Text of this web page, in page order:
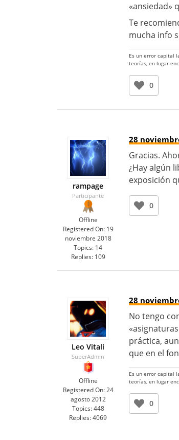
«ansiedad»
Te
mucha info
Es un error capital
teorías, en lugar
0
rampage
Participante
Offline
Registered On: 19
noviembre 2018
Topics: 14
Replies: 109
28
Gracias.
¿Hay algún
exposición
0
Leo Vitali
SuperAdmin
Offline
Registered On: 24
agosto 2012
Topics: 448
Replies:4069
28
No tengo
práctica,
que en el
Es un error capital
teorías, en lugar
0